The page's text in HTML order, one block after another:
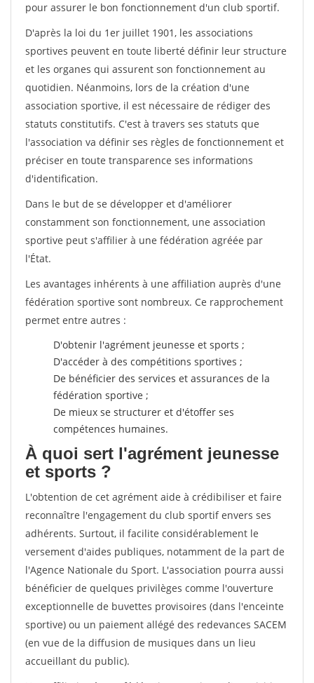
pour assurer le bon fonctionnement d'un club sportif.
D'après la loi du 1er juillet 1901, les associations
sportives peuvent en toute liberté définir leur structure
et les organes qui assurent son fonctionnement au
quotidien. Néanmoins, lors de la création d'une
association sportive, il est nécessaire de rédiger des
statuts constitutifs. C'est à travers ses statuts que
l'association va définir ses règles de fonctionnement et
préciser en toute transparence ses informations
d'identification.
Dans le but de se développer et d'améliorer
constamment son fonctionnement, une association
sportive peut s'affilier à une fédération agréée par
l'État.
Les avantages inhérents à une affiliation auprès d'une
fédération sportive sont nombreux. Ce rapprochement
permet entre autres :
D'obtenir l'agrément jeunesse et sports ;
D'accéder à des compétitions sportives ;
De bénéficier des services et assurances de la
fédération sportive ;
De mieux se structurer et d'étoffer ses
compétences humaines.
À quoi sert l'agrément jeunesse
et sports ?
L'obtention de cet agrément aide à crédibiliser et faire
reconnaître l'engagement du club sportif envers ses
adhérents. Surtout, il facilite considérablement le
versement d'aides publiques, notamment de la part de
l'Agence Nationale du Sport. L'association pourra aussi
bénéficier de quelques privilèges comme l'ouverture
exceptionnelle de buvettes provisoires (dans l'enceinte
sportive) ou un paiement allégé des redevances SACEM
(en vue de la diffusion de musiques dans un lieu
accueillant du public).